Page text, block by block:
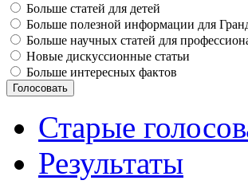
Больше статей для детей
Больше полезной информации для
Больше научных статей для
Новые дискуссионные статьи
Больше интересных фактов
Старые
Результаты